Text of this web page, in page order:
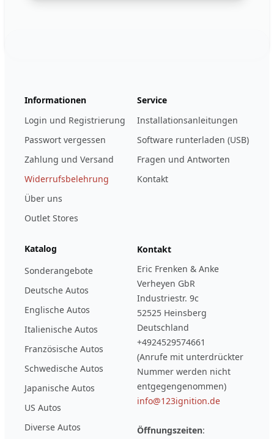
Informationen
Login und Registrierung
Passwort vergessen
Zahlung und Versand
Widerrufsbelehrung
Über uns
Outlet Stores
Service
Installationsanleitungen
Software runterladen (USB)
Fragen und Antworten
Kontakt
Katalog
Sonderangebote
Deutsche Autos
Englische Autos
Italienische Autos
Französische Autos
Schwedische Autos
Japanische Autos
US Autos
Diverse Autos
Kontakt
Eric Frenken & Anke
Verheyen GbR
Industriestr. 9c
52525 Heinsberg
Deutschland
+4924529574661
(Anrufe mit unterdrückter
Nummer werden nicht
entgegengenommen)
info@123ignition.de
Öffnungszeiten: